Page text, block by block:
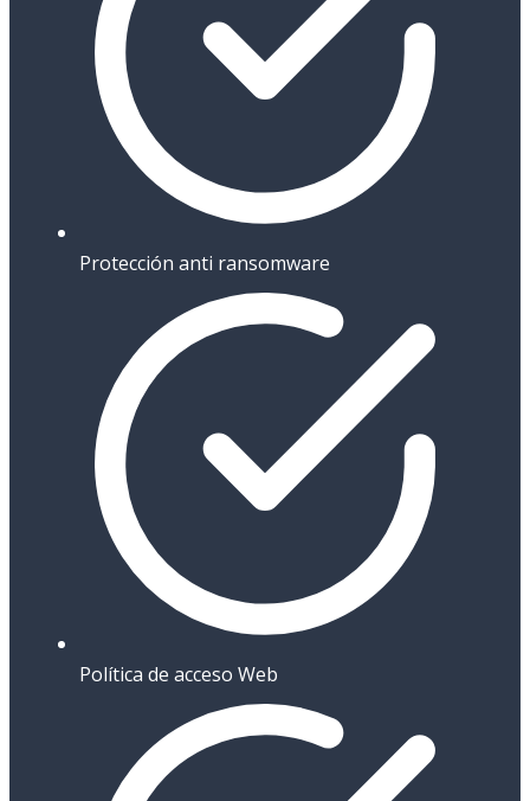
Protección anti ransomware
Política de acceso Web